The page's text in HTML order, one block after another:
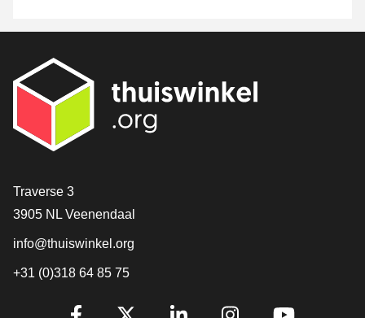
[_General:Contact]
Traverse 3
3905 NL Veenendaal
info@thuiswinkel.org
+31 (0)318 64 85 75
[_General:SocialMediaTitle]